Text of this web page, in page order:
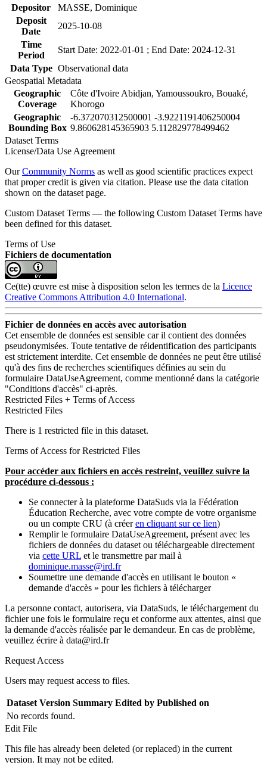
Depositor
MASSE, Dominique
Deposit
Date
2025-10-08
Time
Period
Start Date: 2022-01-01 ; End Date: 2024-12-31
Data Type Observational data
Geospatial Metadata
Geographic
Coverage
Côte d'Ivoire Abidjan, Yamoussoukro, Bouaké,
Khorogo
Geographic
Bounding Box
-6.372070312500001 -3.9221191406250004
9.860628145365903 5.112829778499462
Dataset Terms
License/Data Use Agreement
OurCommunity Norms as well as good scientific practices expect
that proper credit is given via citation. Please use the data citation
shown on the dataset page.
Custom Dataset Terms — the following Custom Dataset Terms have
been defined for this dataset.
Terms of Use
Fichiers de documentation
Ce(tte) œuvre est mise à disposition selon les termes de la Licence
Creative Commons Attribution 4.0 International.
Fichier de données en accès avec autorisation
Cet ensemble de données est sensible car il contient des données
pseudonymisées. Toute tentative de réidentification des participants
est strictement interdite. Cet ensemble de données ne peut être utilisé
qu'à des fins de recherches scientifiques définies au sein du
formulaire DataUseAgreement, comme mentionné dans la catégorie
"Conditions d'accès" ci-après.
Restricted Files + Terms of Access
Restricted Files
There is 1 restricted file in this dataset.
Terms of Access for Restricted Files
Pour accéder aux fichiers en accès restreint, veuillez suivre la
procédure ci-dessous :
Se connecter à la plateforme DataSuds via la Fédération
Éducation Recherche, avec votre compte de votre organisme
ou un compte CRU (à créeren cliquant sur ce lien)
Remplir le formulaire DataUseAgreement, présent avec les
fichiers de données du dataset ou téléchargeable directement
via cette URL et le transmettre par mail à
dominique.masse@ird.fr
Soumettre une demande d'accès en utilisant le bouton «
demande d'accès » pour les fichiers à télécharger
La personne contact, autorisera, via DataSuds, le téléchargement du
fichier une fois le formulaire reçu et conforme aux attentes, ainsi que
la demande d'accès réalisée par le demandeur. En cas de problème,
veuillez écrire à data@ird.fr
Request Access
Users may request access to files.
Dataset Version Summary Edited by Published on
No records found.
Edit File
This file has already been deleted (or replaced) in the current
version. It may not be edited.